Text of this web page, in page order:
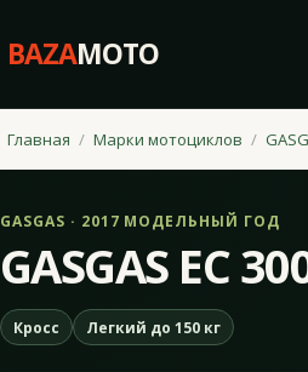
BAZAMOTO
Главная Марки мотоциклов
GASGAS · 2017 МОДЕЛЬНЫЙ ГОД
GASGAS EC
Кросс Легкий до 150 кг